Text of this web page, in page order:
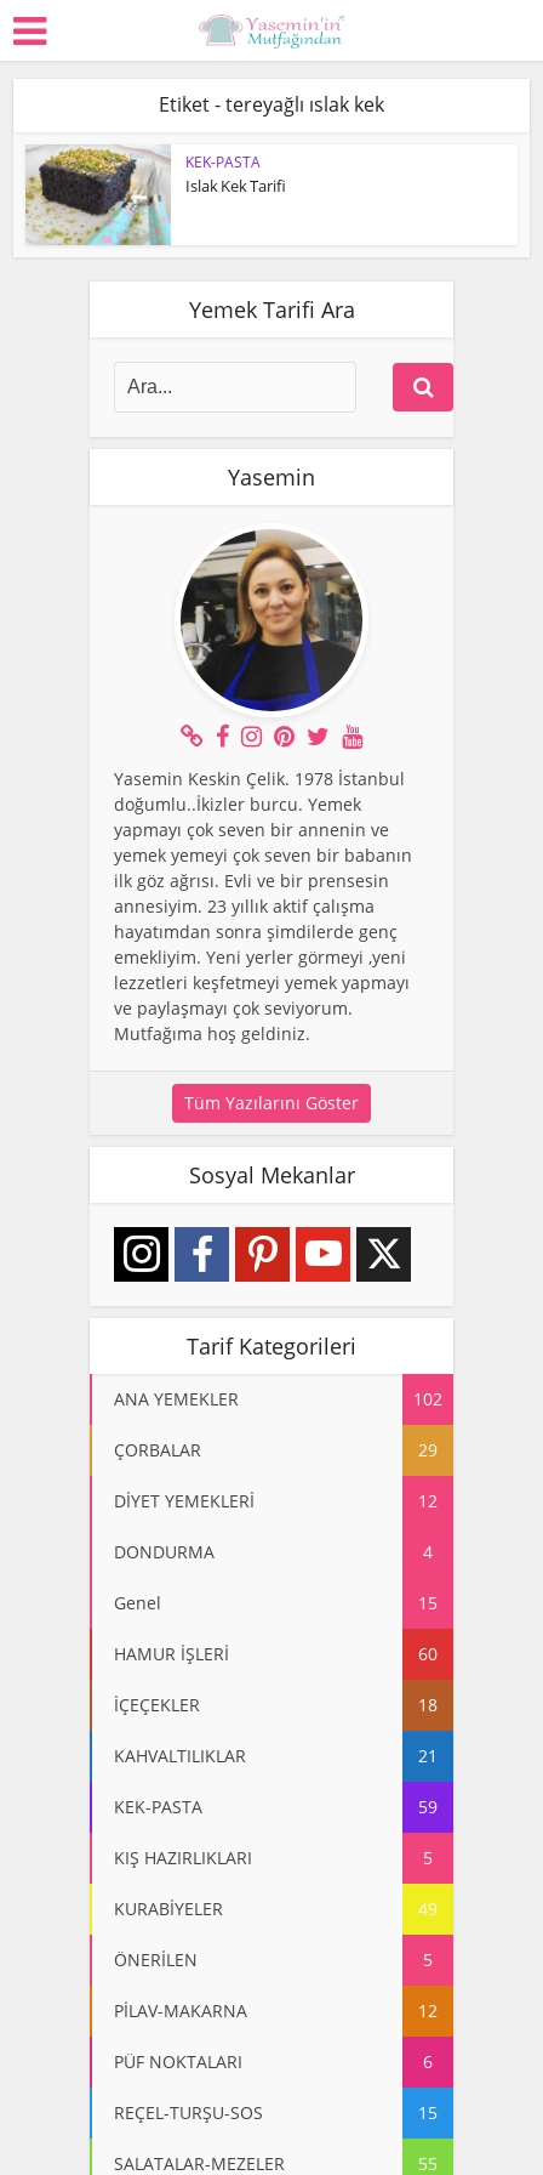
Etiket - tereyağlı ıslak kek
KEK-PASTA
Islak Kek Tarifi
Yemek Tarifi Ara
Yasemin
Yasemin Keskin Çelik. 1978 İstanbul
doğumlu..İkizler burcu. Yemek
yapmayı çok seven bir annenin ve
yemek yemeyi çok seven bir babanın
ilk göz ağrısı. Evli ve bir prensesin
annesiyim. 23 yıllık aktif çalışma
hayatımdan sonra şimdilerde genç
emekliyim. Yeni yerler görmeyi ,yeni
lezzetleri keşfetmeyi yemek yapmayı
ve paylaşmayı çok seviyorum.
Mutfağıma hoş geldiniz.
Tüm Yazılarını Göster
Sosyal Mekanlar
Tarif Kategorileri
ANA YEMEKLER 102
ÇORBALAR 29
DİYET YEMEKLERİ 12
DONDURMA 4
Genel 15
HAMUR İŞLERİ 60
İÇEÇEKLER 18
KAHVALTILIKLAR 21
KEK-PASTA 59
KIŞ HAZIRLIKLARI 5
KURABİYELER 49
ÖNERİLEN 5
PİLAV-MAKARNA 12
PÜF NOKTALARI 6
REÇEL-TURŞU-SOS 15
SALATALAR-MEZELER 55